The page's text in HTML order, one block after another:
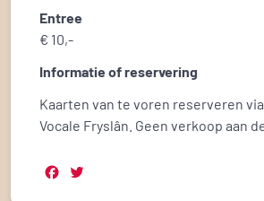
Entree
€ 10,-
Informatie of reservering
Kaarten van te voren reserveren
Vocale Fryslân. Geen verkoop aan
Facebook